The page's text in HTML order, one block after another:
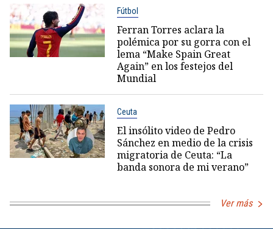
Fútbol
Ferran Torres aclara la
polémica por su gorra con el
lema “Make Spain Great
Again” en los festejos del
Mundial
Ceuta
El insólito video de Pedro
Sánchez en medio de la crisis
migratoria de Ceuta: “La
banda sonora de mi verano”
Ver más